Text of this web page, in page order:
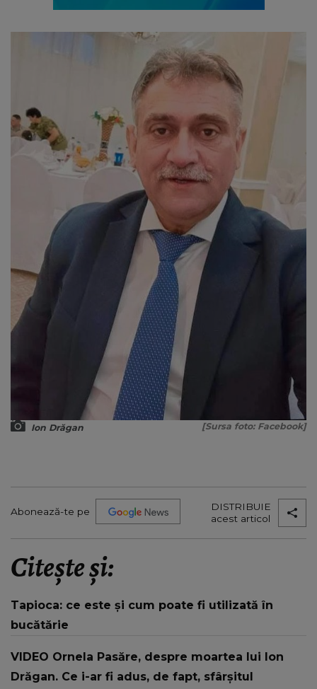
Ion Drăgan [Sursa foto: Facebook]
Abonează-te pe
DISTRIBUIE
acest articol
Citește și:
Tapioca: ce este și cum poate fi utilizată în
bucătărie
VIDEO Ornela Pasăre, despre moartea lui Ion
Drăgan. Ce i-ar fi adus, de fapt, sfârșitul